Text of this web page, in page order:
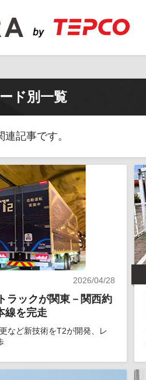
ド別一覧
連記事です。
2026/04/28
ラックが関東－関西約
線を完走
など新技術をT2が開発、レ